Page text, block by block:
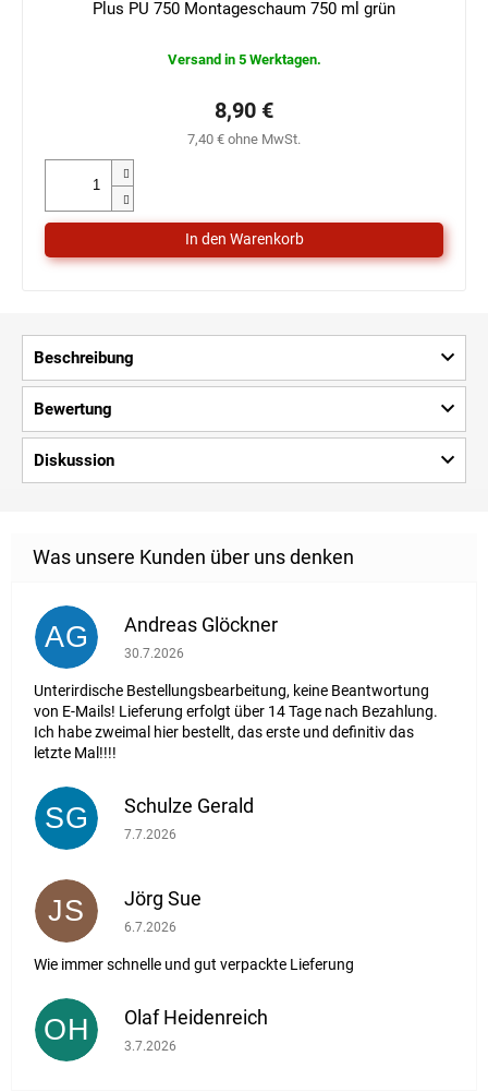
Plus PU 750 Montageschaum 750 ml grün
Versand in 5 Werktagen.
7,40 € ohne MwSt.
8,90 €
Beschreibung
Bewertung
Diskussion
AG Andreas Glöckner
Die Shop-Bewertung beträgt 1 von 5 Sternen.
30.7.2026
Unterirdische Bestellungsbearbeitung, keine Beantwortung
von E-Mails! Lieferung erfolgt über 14 Tage nach Bezahlung.
Ich habe zweimal hier bestellt, das erste und definitiv das
letzte Mal!!!!
SG Schulze Gerald
Die Shop-Bewertung beträgt 5 von 5 Sternen.
7.7.2026
JS Jörg Sue
Die Shop-Bewertung beträgt 5 von 5 Sternen.
6.7.2026
Wie immer schnelle und gut verpackte Lieferung
OH Olaf Heidenreich
Die Shop-Bewertung beträgt 5 von 5 Sternen.
3.7.2026